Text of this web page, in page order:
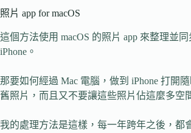
照片 app for macOS
這個方法使用 macOS 的照片 app 來整理並同
iPhone。
那要如何經過 Mac 電腦，做到 iPhone 打開
舊照片，而且又不要讓這些照片佔這麼多空
我的處理方法是這樣，每一年跨年之後，都